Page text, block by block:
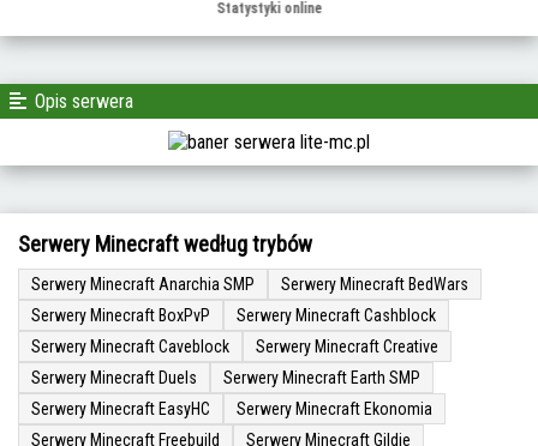
Opis serwera
Serwery Minecraft według trybów
Serwery Minecraft Anarchia SMP
Serwery Minecraft BedWars
Serwery Minecraft BoxPvP
Serwery Minecraft Cashblock
Serwery Minecraft Caveblock
Serwery Minecraft Creative
Serwery Minecraft Duels
Serwery Minecraft Earth SMP
Serwery Minecraft EasyHC
Serwery Minecraft Ekonomia
Serwery Minecraft Freebuild
Serwery Minecraft Gildie